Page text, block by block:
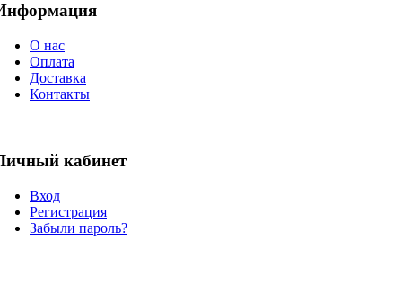
О нас
Оплата
Доставка
Контакты
кабинет
Вход
Регистрация
Забыли пароль?